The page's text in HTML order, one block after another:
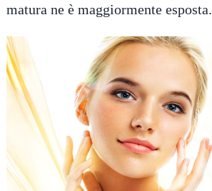
matura ne è maggiormente esposta.